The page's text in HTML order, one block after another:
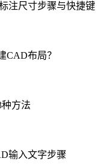
注尺寸步骤与快捷键
CAD布局？
方法
输入文字步骤